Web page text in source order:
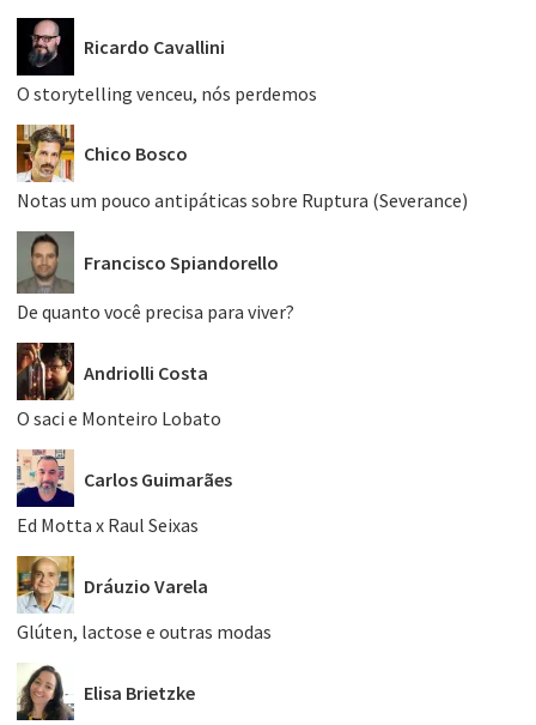
Ricardo Cavallini
O storytelling venceu, nós perdemos
Chico Bosco
Notas um pouco antipáticas sobre Ruptura (Severance)
Francisco Spiandorello
De quanto você precisa para viver?
Andriolli Costa
O saci e Monteiro Lobato
Carlos Guimarães
Ed Motta x Raul Seixas
Dráuzio Varela
Glúten, lactose e outras modas
Elisa Brietzke